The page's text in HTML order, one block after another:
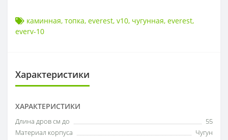
каминная, топка, everest, v10, чугунная, everest,
everv-10
Характеристики
ХАРАКТЕРИСТИКИ
Длина дров см до
55
Материал корпуса
Чугун